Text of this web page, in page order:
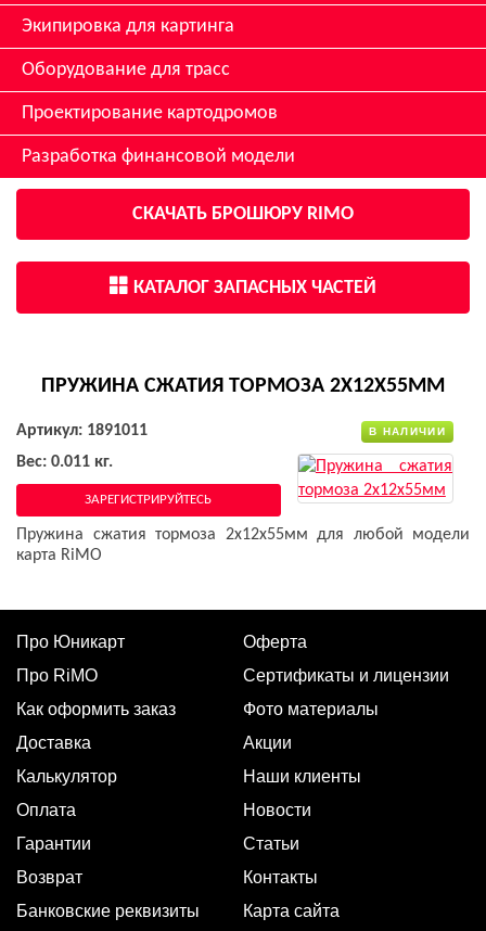
Экипировка для картинга
Оборудование для трасс
Проектирование картодромов
Разработка финансовой модели
СКАЧАТЬ БРОШЮРУ RIMO
КАТАЛОГ ЗАПАСНЫХ ЧАСТЕЙ
ПРУЖИНА СЖАТИЯ ТОРМОЗА 2X12X55ММ
В НАЛИЧИИ
Артикул: 1891011
Вес: 0.011 кг.
ЗАРЕГИСТРИРУЙТЕСЬ
Пружина сжатия тормоза 2x12x55мм для любой модели
карта RiMO
Про Юникарт
Про RiMO
Как оформить заказ
Доставка
Калькулятор
Оплата
Гарантии
Возврат
Банковские реквизиты
Оферта
Сертификаты и лицензии
Фото материалы
Акции
Наши клиенты
Новости
Статьи
Контакты
Карта сайта